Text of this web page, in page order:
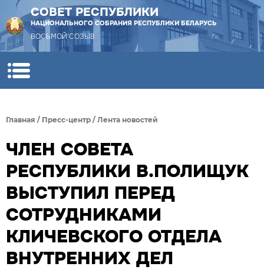
СОВЕТ РЕСПУБЛИКИ
НАЦИОНАЛЬНОГО СОБРАНИЯ РЕСПУБЛИКИ БЕЛАРУСЬ
ВОСЬМОЙ СОЗЫВ
Главная / Пресс-центр / Лента новостей
ЧЛЕН СОВЕТА
РЕСПУБЛИКИ В.ПОЛИЩУК
ВЫСТУПИЛ ПЕРЕД
СОТРУДНИКАМИ
КЛИЧЕВСКОГО ОТДЕЛА
ВНУТРЕННИХ ДЕЛ